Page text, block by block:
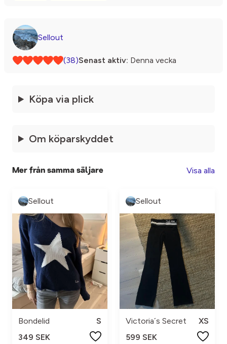
Sellout
(38)Senast aktiv: Denna vecka
Köpa via plick
Om köparskyddet
Mer från samma säljare Visa alla
Sellout
Bondelid
S
349 SEK
Sellout
Victoria´s Secret
XS
599 SEK